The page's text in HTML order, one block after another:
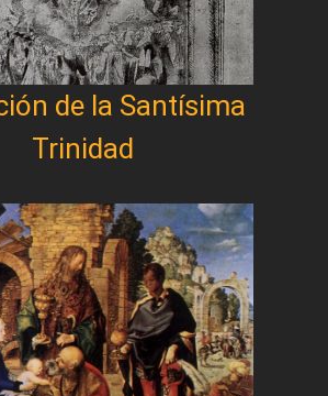
de la Santísima
Trinidad